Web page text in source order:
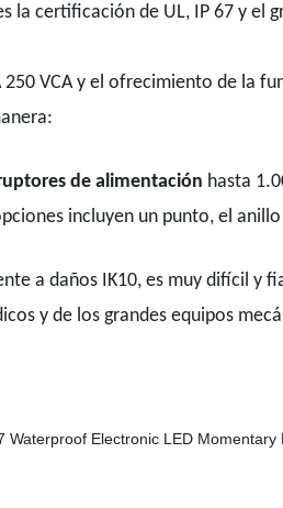
la certificación de UL, IP 67 y el
VCA y el ofrecimiento de la
de alimentación hasta
incluyen un punto, el
a daños IK10, es muy difícil y
y de los grandes equipos